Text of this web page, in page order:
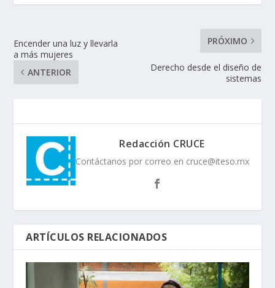
Encender una luz y llevarla
a más mujeres
ANTERIOR
PRÓXIMO
Derecho desde el diseño de
sistemas
Redacción CRUCE
Contáctanos por correo en cruce@iteso.mx
ARTÍCULOS RELACIONADOS